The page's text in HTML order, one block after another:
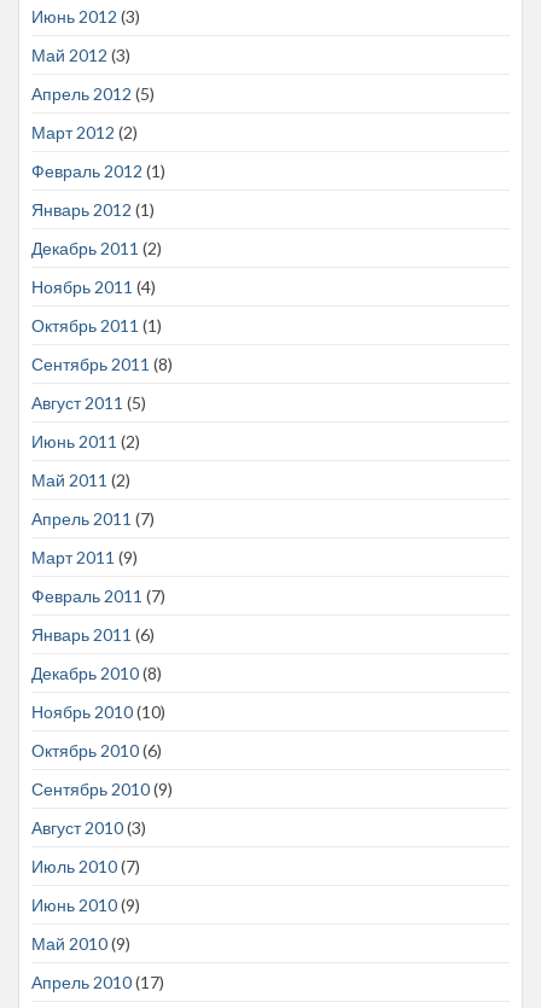
Июнь 2012 (3)
Май 2012 (3)
Апрель 2012 (5)
Март 2012 (2)
Февраль 2012 (1)
Январь 2012 (1)
Декабрь 2011 (2)
Ноябрь 2011 (4)
Октябрь 2011 (1)
Сентябрь 2011 (8)
Август 2011 (5)
Июнь 2011 (2)
Май 2011 (2)
Апрель 2011 (7)
Март 2011 (9)
Февраль 2011 (7)
Январь 2011 (6)
Декабрь 2010(8)
Ноябрь 2010(10)
Октябрь 2010(6)
Сентябрь 2010(9)
Август 2010(3)
Июль 2010(7)
Июнь 2010(9)
Май 2010(9)
Апрель 2010(17)